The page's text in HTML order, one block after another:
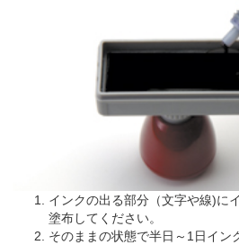
インクの出る部分（文字や線)に
塗布してください。
そのままの状態で半日～1日イン